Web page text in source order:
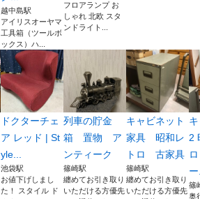
越中島駅
アイリスオーヤマ
工具箱（ツールボ
ックス）ハ...
フロアランプ お
しゃれ 北欧 スタ
ンドライト...
ドクターチェ
ア レッド | St
yle...
池袋駅
お値下げしまし
た！ スタイル ド
列車の貯金
箱 置物 ア
ンティーク
篠崎駅
纏めてお引き取り
いただける方優先
キャビネット
家具 昭和レ
トロ 古家具
篠崎駅
纏めてお引き取り
いただける方優先
2
ー
篠
奥